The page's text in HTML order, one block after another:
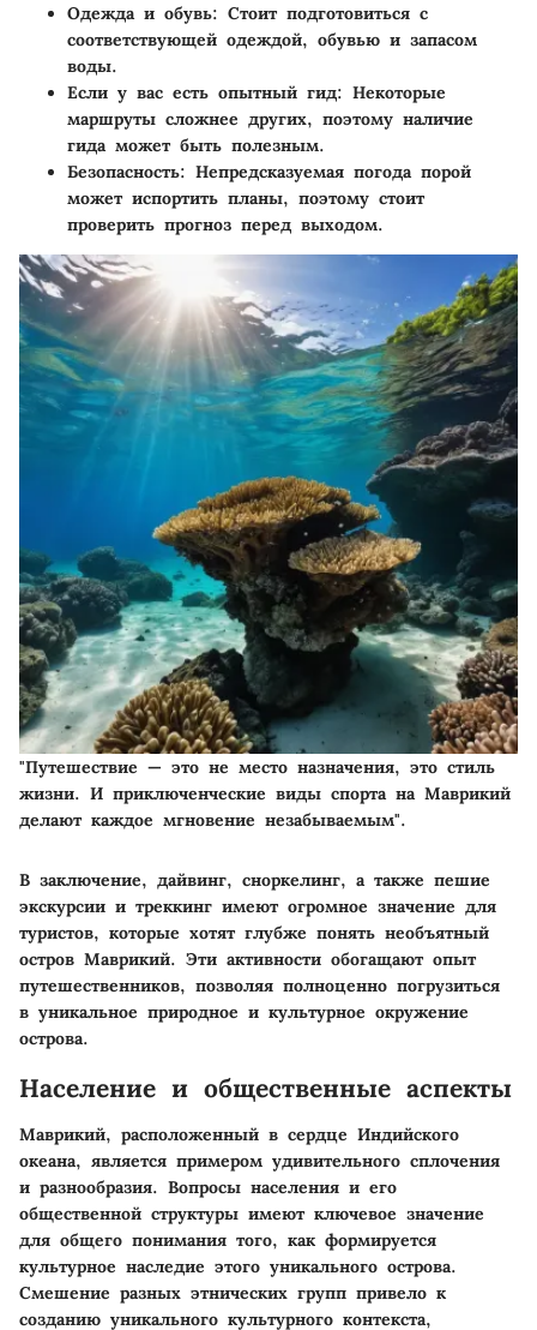
Одежда и обувь: Стоит подготовиться с
соответствующей одеждой, обувью и запасом
воды.
Если у вас есть опытный гид: Некоторые
маршруты сложнее других, поэтому наличие
гида может быть полезным.
Безопасность: Непредсказуемая погода порой
может испортить планы, поэтому стоит
проверить прогноз перед выходом.
"Путешествие — это не место назначения, это стиль
жизни. И приключенческие виды спорта на Маврикий
делают каждое мгновение незабываемым".
В заключение, дайвинг, сноркелинг, а также пешие
экскурсии и треккинг имеют огромное значение для
туристов, которые хотят глубже понять необъятный
остров Маврикий. Эти активности обогащают опыт
путешественников, позволяя полноценно погрузиться
в уникальное природное и культурное окружение
острова.
Население и общественные аспекты
Маврикий, расположенный в сердце Индийского
океана, является примером удивительного сплочения
и разнообразия. Вопросы населения и его
общественной структуры имеют ключевое значение
для общего понимания того, как формируется
культурное наследие этого уникального острова.
Смешение разных этнических групп привело к
созданию уникального культурного контекста,